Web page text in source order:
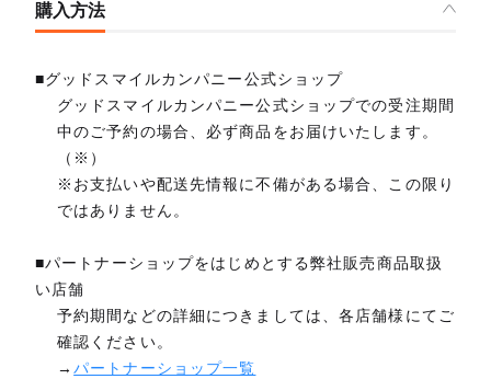
購入方法
■グッドスマイルカンパニー公式ショップ
グッドスマイルカンパニー公式ショップでの受注期間
中のご予約の場合、必ず商品をお届けいたします。
（※）
※お支払いや配送先情報に不備がある場合、この限り
ではありません。
■パートナーショップをはじめとする弊社販売商品取扱
い店舗
予約期間などの詳細につきましては、各店舗様にてご
確認ください。
→パートナーショップ一覧